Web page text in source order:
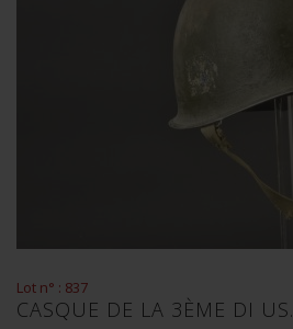
Lot n° : 837
CASQUE DE LA 3ÈME DI US.